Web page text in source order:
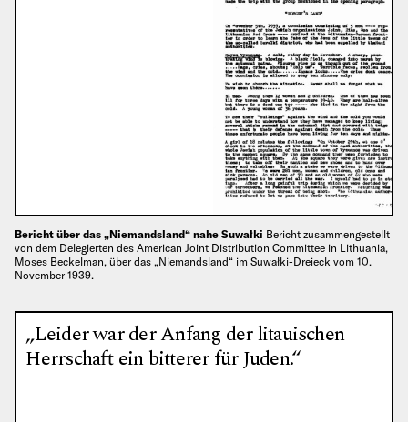
Bericht über das „Niemandsland“ nahe Suwałki Bericht zusammengestellt
von dem Delegierten des American Joint Distribution Committee in Lithuania,
Moses Beckelman, über das „Niemandsland“ im Suwałki-Dreieck vom 10.
November 1939.
„Leider war der Anfang der litauischen
Herrschaft ein bitterer für Juden.“